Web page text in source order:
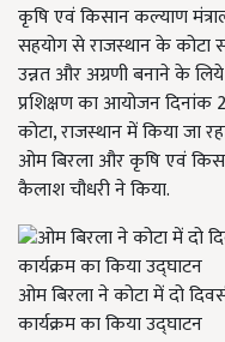
कृषि एवं किसान कल्याण
सहयोग से राजस्थान के कोटा
उन्नत और अग्रणी बनाने के
प्रशिक्षण का आयोजन
कोटा, राजस्थान में किया जा
ओम बिरला और कृषि एवं
कैलाश चौधरी ने किया.
ओम बिरला ने कोटा में दो
कार्यक्रम का किया उद्घाटन